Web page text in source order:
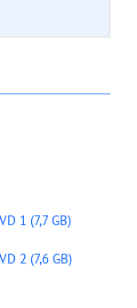
1 (7,7 GB)
2 (7,6 GB)